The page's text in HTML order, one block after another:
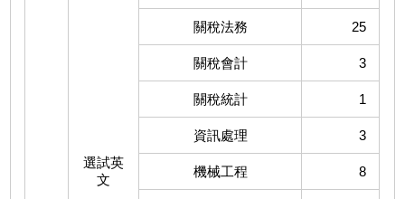
選試英
文
關稅法務 25
關稅會計 3
關稅統計 1
資訊處理 3
機械工程 8